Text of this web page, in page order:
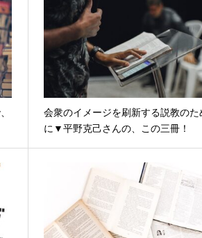
会衆のイメージを刷新する説教のた
に▼平野克己さんの、この三冊！